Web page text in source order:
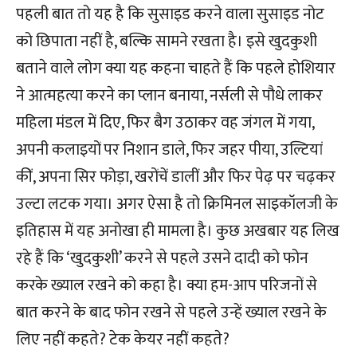
पहली बात तो यह है कि सुसाइड करने वाला सुसाइड नोट
को छिपाता नहीं है, बल्कि सामने रखता है। इसे खुदकुशी
बताने वाले लोग क्या यह कहना चाहते हैं कि पहले होशियार
ने आत्महत्या करने का प्लान बनाया, नर्सली से पौधे लाकर
महिला मंडल में दिए, फिर बैग उठाकर वह जंगल में गया,
अपनी कलाइयों पर निशान डाले, फिर जहर पीया, उल्टियां
कीं, अपना सिर फोड़ा, खरोंचें डालीं और फिर पेढ़ पर चढ़कर
उल्टा लटक गया। अगर ऐसा है तो क्रिमिनल साइकॉलजी के
इतिहास में यह अनोखा ही मामला है। कुछ अखबार यह लिख
रहे हैं कि ‘खुदकुशी’ करने से पहले उसने दादी को फोन
करके ख्याल रखने को कहा है। क्या हम-आप परिजनों से
बात करने के बाद फोन रखने से पहले उन्हें ख्याल रखने के
लिए नहीं कहते? टेक केयर नहीं कहते?